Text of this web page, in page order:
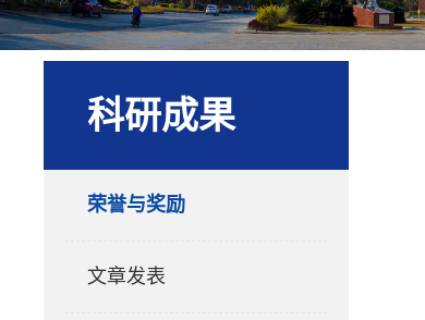
科研成果
荣誉与奖励
文章发表